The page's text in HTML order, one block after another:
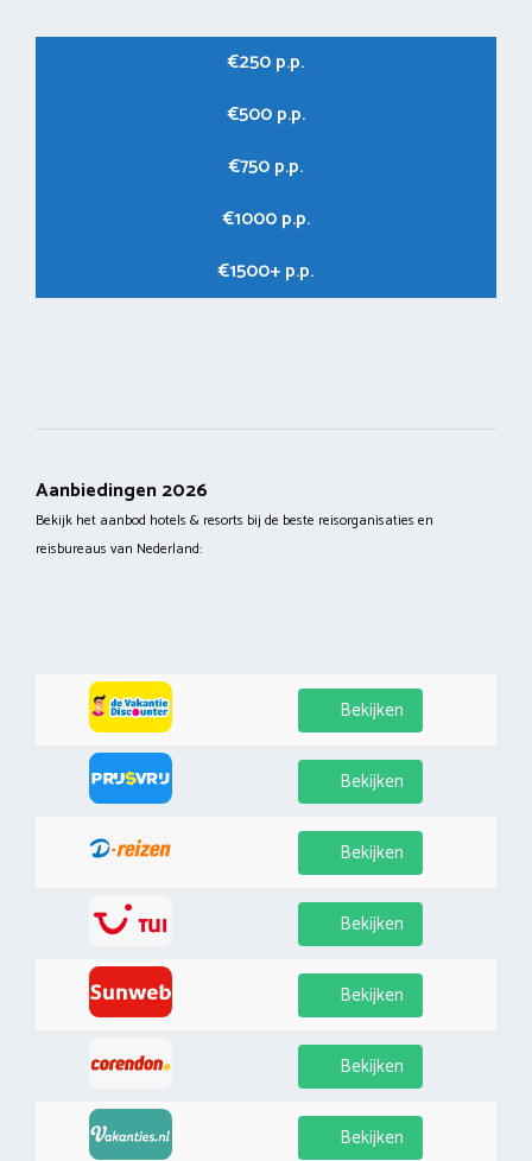
€250 p.p.
€500 p.p.
€750 p.p.
€1000 p.p.
€1500+ p.p.
Aanbiedingen 2026
Bekijk het aanbod hotels & resorts bij de beste reisorganisaties en
reisbureaus van Nederland:
Bekijken
Bekijken
Bekijken
Bekijken
Bekijken
Bekijken
Bekijken